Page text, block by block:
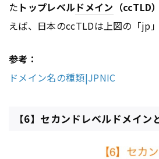
た トップレベルドメイン （ccTLD）
えば、日本のccTLDは上図の「jp」
参考：
ドメイン名の種類|JPNIC
【6】セカンドレベルドメイン